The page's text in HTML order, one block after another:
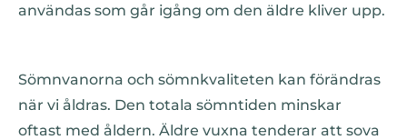
användas som går igång om den äldre kliver upp.
Sömnvanorna och sömnkvaliteten kan förändras
när vi åldras. Den totala sömntiden minskar
oftast med åldern. Äldre vuxna tenderar att sova